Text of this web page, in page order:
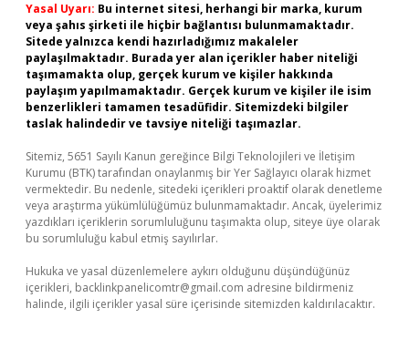
Yasal Uyarı: Bu internet sitesi, herhangi bir marka, kurum
veya şahıs şirketi ile hiçbir bağlantısı bulunmamaktadır.
Sitede yalnızca kendi hazırladığımız makaleler
paylaşılmaktadır. Burada yer alan içerikler haber niteliği
taşımamakta olup, gerçek kurum ve kişiler hakkında
paylaşım yapılmamaktadır. Gerçek kurum ve kişiler ile isim
benzerlikleri tamamen tesadüfidir. Sitemizdeki bilgiler
taslak halindedir ve tavsiye niteliği taşımazlar.
Sitemiz, 5651 Sayılı Kanun gereğince Bilgi Teknolojileri ve İletişim
Kurumu (BTK) tarafından onaylanmış bir Yer Sağlayıcı olarak hizmet
vermektedir. Bu nedenle, sitedeki içerikleri proaktif olarak denetleme
veya araştırma yükümlülüğümüz bulunmamaktadır. Ancak, üyelerimiz
yazdıkları içeriklerin sorumluluğunu taşımakta olup, siteye üye olarak
bu sorumluluğu kabul etmiş sayılırlar.
Hukuka ve yasal düzenlemelere aykırı olduğunu düşündüğünüz
içerikleri, backlinkpanelicomtr@gmail.com adresine bildirmeniz
halinde, ilgili içerikler yasal süre içerisinde sitemizden kaldırılacaktır.